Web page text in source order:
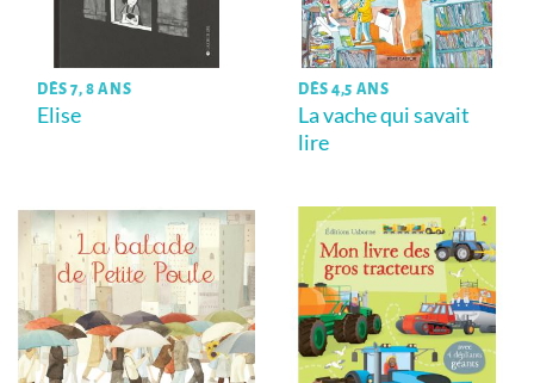
DÈS 7, 8 ANS
Elise
DÈS 4,5 ANS
La vache qui savait
lire